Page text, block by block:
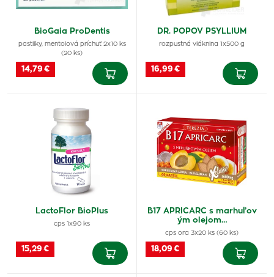
BioGaia ProDentis
pastilky, mentolová príchuť 2x10 ks
(20 ks)
14,79 €
DR. POPOV PSYLLIUM
rozpustná vláknina 1x500 g
16,99 €
LactoFlor BioPlus
cps 1x90 ks
15,29 €
B17 APRICARC s marhuľov
ým olejom…
cps ora 3x20 ks (60 ks)
18,09 €